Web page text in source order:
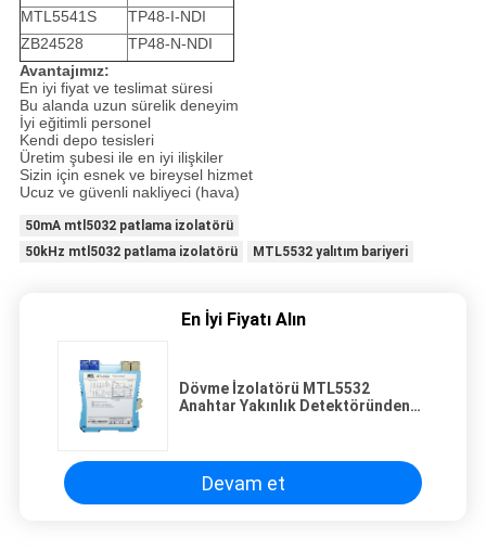
MTL5541S
TP48-I-NDI
ZB24528
TP48-N-NDI
Avantajımız:
En iyi fiyat ve teslimat süresi
Bu alanda uzun sürelik deneyim
İyi eğitimli personel
Kendi depo tesisleri
Üretim şubesi ile en iyi ilişkiler
Sizin için esnek ve bireysel hizmet
Ucuz ve güvenli nakliyeci (hava)
50mA mtl5032 patlama izolatörü
50kHz mtl5032 patlama izolatörü
MTL5532 yalıtım bariyeri
En İyi Fiyatı Alın
Dövme İzolatörü MTL5532
Anahtar Yakınlık Detektöründen
Devam et